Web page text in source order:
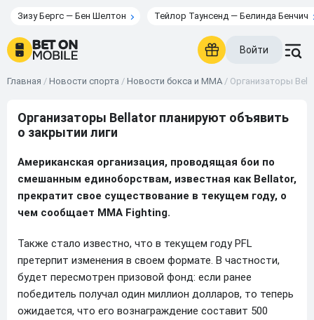
Зизу Бергс — Бен Шелтон Тейлор Таунсенд — Белинда Бенчич
Войти
Главная / Новости спорта / Новости бокса и ММА / Организаторы
Организаторы Bellator планируют объявить
о закрытии лиги
Американская организация, проводящая бои по
смешанным единоборствам, известная как Bellator,
прекратит свое существование в текущем году, о
чем сообщает MMA Fighting.
Также стало известно, что в текущем году PFL
претерпит изменения в своем формате. В частности,
будет пересмотрен призовой фонд: если ранее
победитель получал один миллион долларов, то теперь
ожидается, что его вознаграждение составит 500